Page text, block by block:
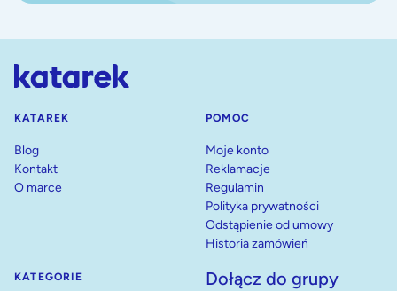
KATAREK
Blog
Kontakt
O marce
POMOC
Moje konto
Reklamacje
Regulamin
Polityka prywatności
Odstąpienie od umowy
Historia zamówień
KATEGORIE Dołącz do grupy